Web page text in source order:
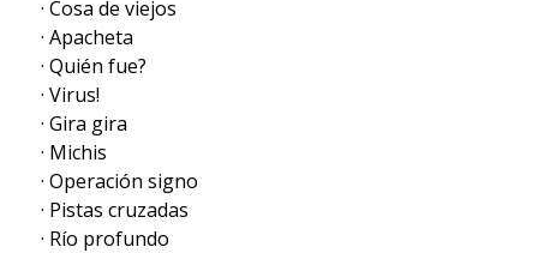
· Cosa de viejos
· Apacheta
· Quién fue?
· Virus!
· Gira gira
· Michis
· Operación signo
· Pistas cruzadas
· Río profundo